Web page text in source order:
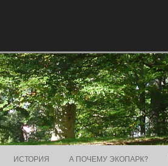
ИСТОРИЯ А ПОЧЕМУ ЭКОПАРК?